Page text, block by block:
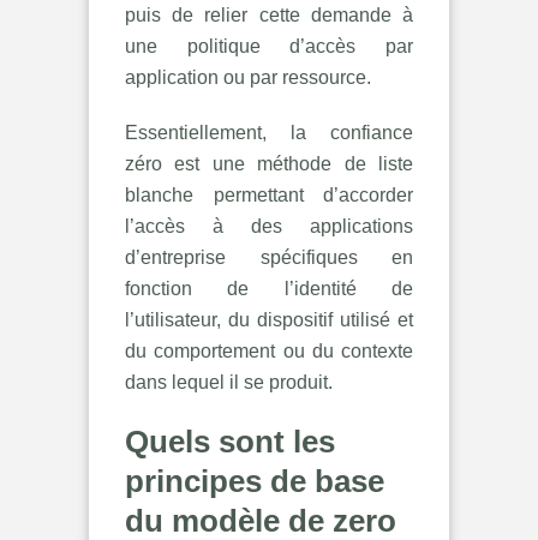
puis de relier cette demande à
une politique d’accès par
application ou par ressource.
Essentiellement, la confiance
zéro est une méthode de liste
blanche permettant d’accorder
l’accès à des applications
d’entreprise spécifiques en
fonction de l’identité de
l’utilisateur, du dispositif utilisé et
du comportement ou du contexte
dans lequel il se produit.
Quels sont les
principes de base
du modèle de zero